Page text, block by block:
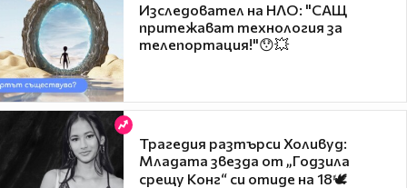
Изследовател на НЛО: "САЩ
притежават технология за
телепортация!"😯💥
Трагедия разтърси Холивуд:
Младата звезда от „Годзила
срещу Конг“ си отиде на 18🕊️